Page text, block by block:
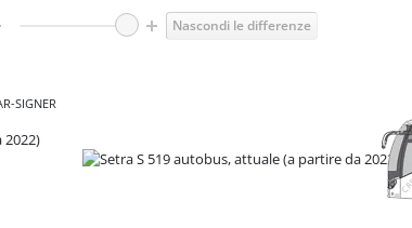
Nascondi le differenze
SIGNER